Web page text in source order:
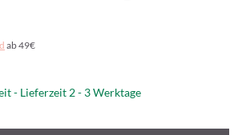
ab 49€
- Lieferzeit 2 - 3 Werktage